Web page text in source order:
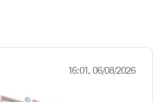
16:01, 06/08/2026